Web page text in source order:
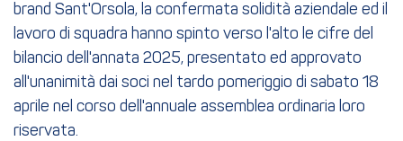
brand Sant'Orsola, la confermata solidità aziendale ed il
lavoro di squadra hanno spinto verso l'alto le cifre del
bilancio dell'annata 2025, presentato ed approvato
all'unanimità dai soci nel tardo pomeriggio di sabato 18
aprile nel corso dell'annuale assemblea ordinaria loro
riservata.